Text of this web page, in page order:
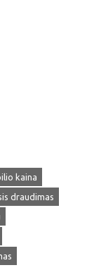
kaina
draudimas